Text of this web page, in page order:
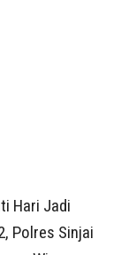
Hari Jadi
Polres Sinjai